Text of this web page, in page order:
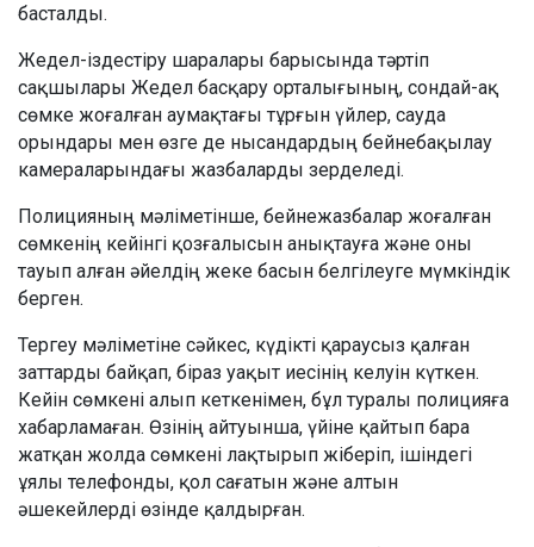
басталды.
Жедел-іздестіру шаралары барысында тәртіп
сақшылары Жедел басқару орталығының, сондай-ақ
сөмке жоғалған аумақтағы тұрғын үйлер, сауда
орындары мен өзге де нысандардың бейнебақылау
камераларындағы жазбаларды зерделеді.
Полицияның мәліметінше, бейнежазбалар жоғалған
сөмкенің кейінгі қозғалысын анықтауға және оны
тауып алған әйелдің жеке басын белгілеуге мүмкіндік
берген.
Тергеу мәліметіне сәйкес, күдікті қараусыз қалған
заттарды байқап, біраз уақыт иесінің келуін күткен.
Кейін сөмкені алып кеткенімен, бұл туралы полицияға
хабарламаған. Өзінің айтуынша, үйіне қайтып бара
жатқан жолда сөмкені лақтырып жіберіп, ішіндегі
ұялы телефонды, қол сағатын және алтын
әшекейлерді өзінде қалдырған.